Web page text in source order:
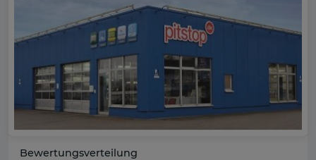
Bewertungsverteilung